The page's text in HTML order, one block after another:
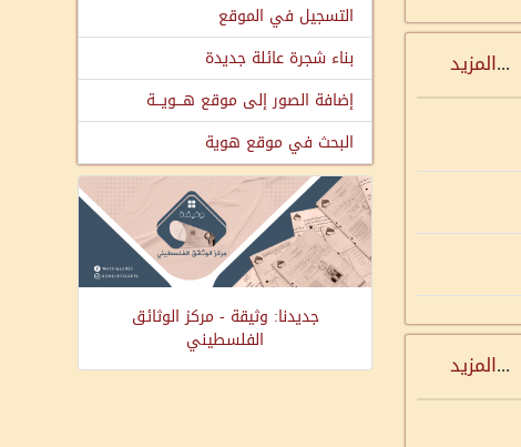
...المزيد
...المزيد
التسجيل في الموقع
بناء شجرة عائلة جديدة
إضافة الصور إلى موقع هـــويـــة
البحث في موقع هوية
جديدنا: وثيقة - مركز الوثائق
الفلسطيني